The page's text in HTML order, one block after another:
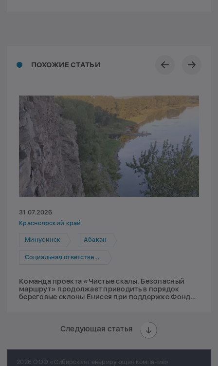
ПОХОЖИЕ СТАТЬИ
31.07.2026
Красноярский край
Минусинск Абакан
Социальная ответственность
Команда проекта «Чистые скалы. Безопасный
маршрут» продолжает приводить в порядок
береговые склоны Енисея при поддержке Фонда
Следующая статья
2026 ООО «Сибирская генерирующая компания»